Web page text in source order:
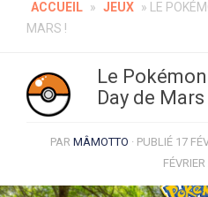
ACCUEIL » JEUX »
LE
MARS !
Le
Day de Mars
PAR MÂMOTTO · PUBLIÉ 17